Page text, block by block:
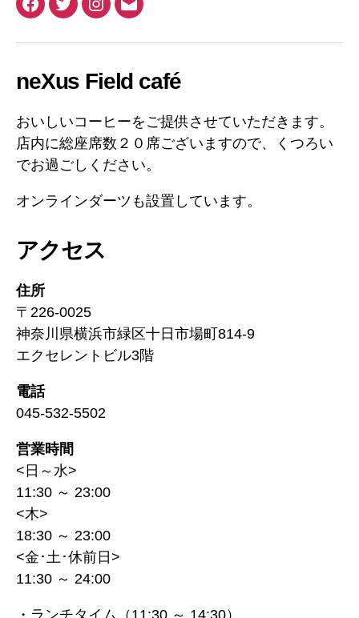
Facebook
TwitterInstagram
メ
neXus Field café
おいしいコーヒーをご提供させていただきます。
店内に総座席数２０席ございますので、くつろい
でお過ごしください。
オンラインダーツも設置しています。
アクセス
住所
〒226-0025
神奈川県横浜市緑区十日市場町814-9
エクセレントビル3階
電話
045-532-5502
営業時間
<日～水>
11:30 ～ 23:00
<木>
18:30 ～ 23:00
<金･土･休前日>
11:30 ～ 24:00
・ランチタイム（11:30 ～ 14:30）